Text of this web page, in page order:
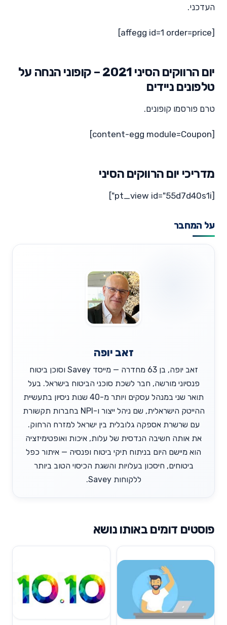
העדכני.
[affegg id=1 order=price]
יום הרווקים הסיני 2021 – קופוני הנחה על
טלפונים ניידים
טרם פורסמו קופונים.
[content-egg module=Coupon]
מדריכי יום הרווקים הסיני
[pt_view id="55d7d40s1i"]
על המחבר
זאב יופה
זאב יופה, בן 63 מחדרה — מייסד Savey וסוכן ביטוח
פנסיוני מורשה, חבר לשכת סוכני הביטוח בישראל. בעל
תואר שני במנהל עסקים ויותר מ-40 שנות ניסיון בתעשיית
ההייטק הישראלית, שם ניהל ייצור ו-NPI בחברות תקשורת
עם שרשרת אספקה גלובלית בין ישראל למזרח הרחוק.
את אותה חשיבה הנדסית של עלות, איכות ואופטימיזציה
הוא מיישם היום בניתוח תיקי ביטוח ופנסיה — איתור כפל
ביטוחים, חיסכון בעלויות והשגת הכיסוי הטוב ביותר
ללקוחות Savey.
פוסטים דומים באותו נושא